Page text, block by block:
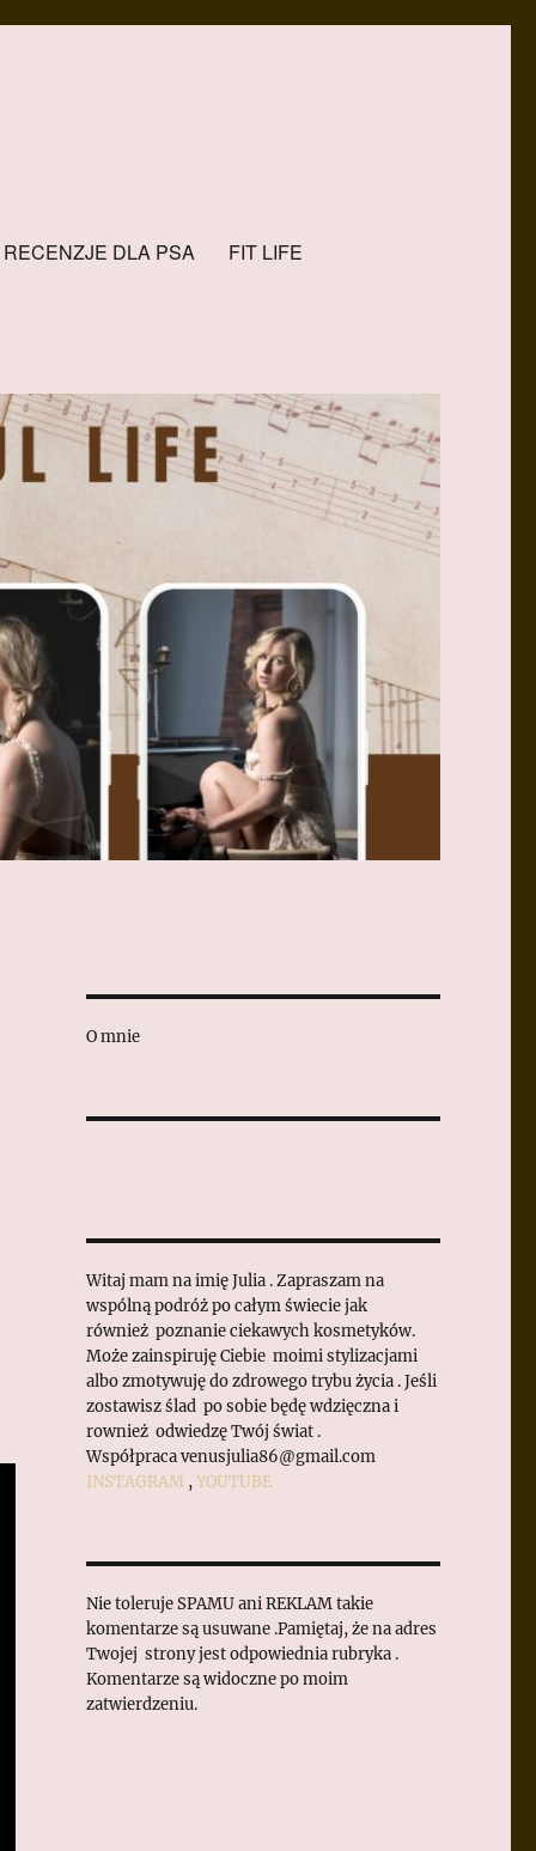
RECENZJE DLA PSA FIT LIFE
O mnie
Witaj mam na imię Julia . Zapraszam na
wspólną podróż po całym świecie jak
również poznanie ciekawych kosmetyków.
Może zainspiruję Ciebie moimi stylizacjami
albo zmotywuję do zdrowego trybu życia . Jeśli
zostawisz ślad po sobie będę wdzięczna i
rownież odwiedzę Twój świat .
Współpraca venusjulia86@gmail.com
INSTAGRAM,YOUTUBE
Nie toleruje SPAMU ani REKLAM takie
komentarze są usuwane .Pamiętaj, że na adres
Twojej strony jest odpowiednia rubryka .
Komentarze są widoczne po moim
zatwierdzeniu.